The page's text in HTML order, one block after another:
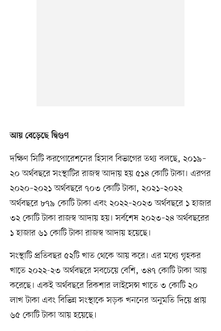
আয় বেড়েছে দ্বিগুণ
দক্ষিণ সিটি করপোরেশনের হিসাব বিভাগের তথ্য বলছে, ২০১৯–
২০ অর্থবছরে সংস্থাটির রাজস্ব আদায় হয় ৫১৪ কোটি টাকা। এরপর
২০২০–২০২১ অর্থবছরে ৭০৩ কোটি টাকা, ২০২১–২০২২
অর্থবছরে ৮৭৯ কোটি টাকা এবং ২০২২–২০২৩ অর্থবছরে ১ হাজার
৩২ কোটি টাকা রাজস্ব আদায় হয়। সর্বশেষ ২০২৩–২৪ অর্থবছরের
১ হাজার ৬১ কোটি টাকা রাজস্ব আদায় হয়েছে।
সংস্থাটি প্রতিবছর ৫২টি খাত থেকে আয় করে। এর মধ্যে গৃহকর
খাতে ২০২২-২৩ অর্থবছরে সবচেয়ে বেশি, ৩৪৭ কোটি টাকা আয়
করেছে। একই অর্থবছরে রিকশার লাইসেন্স খাতে ৩ কোটি ২০
লাখ টাকা এবং বিভিন্ন সংস্থাকে সড়ক খননের অনুমতি দিয়ে প্রায়
৬৫ কোটি টাকা আয় হয়েছে।